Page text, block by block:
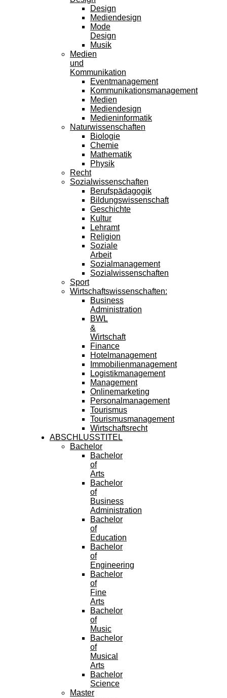
Design
Mediendesign
Mode
Design
Musik
Medien
und
Kommunikation
Eventmanagement
Kommunikationsmanagement
Medien
Mediendesign
Medieninformatik
Naturwissenschaften
Biologie
Chemie
Mathematik
Physik
Recht
Sozialwissenschaften
Berufspädagogik
Bildungswissenschaft
Geschichte
Kultur
Lehramt
Religion
Soziale
Arbeit
Sozialmanagement
Sozialwissenschaften
Sport
Wirtschaftswissenschaften:
Business
Administration
BWL
&
Wirtschaft
Finance
Hotelmanagement
Immobilienmanagement
Logistikmanagement
Management
Onlinemarketing
Personalmanagement
Tourismus
Tourismusmanagement
Wirtschaftsrecht
ABSCHLUSSTITEL
Bachelor
Bachelor
of
Arts
Bachelor
of
Business
Administration
Bachelor
of
Education
Bachelor
of
Engineering
Bachelor
of
Fine
Arts
Bachelor
of
Music
Bachelor
of
Musical
Arts
Bachelor
Science
Master